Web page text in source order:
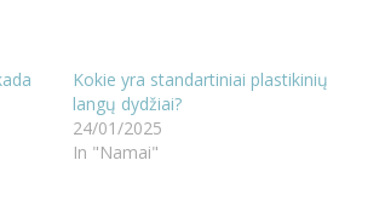
Kokie yra standartiniai plastikinių
langų dydžiai?
24/01/2025
In "Namai"